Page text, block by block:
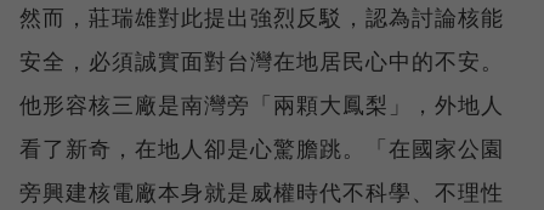
然而，莊瑞雄對此提出強烈反駁，認為討論核能
安全，必須誠實面對台灣在地居民心中的不安。
他形容核三廠是南灣旁「兩顆大鳳梨」，外地人
看了新奇，在地人卻是心驚膽跳。「在國家公園
旁興建核電廠本身就是威權時代不科學、不理性